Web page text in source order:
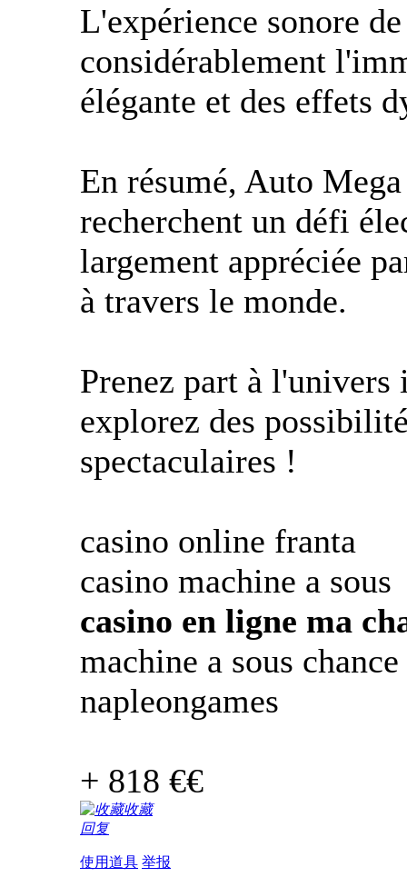
L'expérience sonore
considérablement
élégante et des effets
En résumé, Auto
recherchent un défi
largement appréciée
à travers le monde.
Prenez part à
explorez des
spectaculaires !
casino online franta
casino machine a sous
casino en ligne ma
machine a sous
napleongames
+ 818 €€
收藏
回复
使用道具 举报